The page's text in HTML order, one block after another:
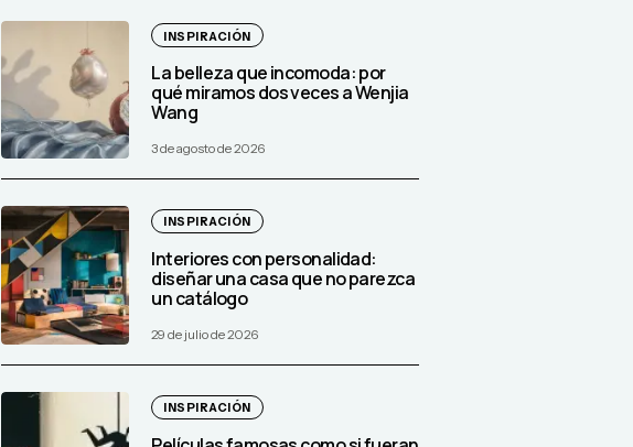
INSPIRACIÓN
La belleza que incomoda: por
qué miramos dos veces a Wenjia
Wang
3 de agosto de 2026
INSPIRACIÓN
Interiores con personalidad:
diseñar una casa que no parezca
un catálogo
29 de julio de 2026
INSPIRACIÓN